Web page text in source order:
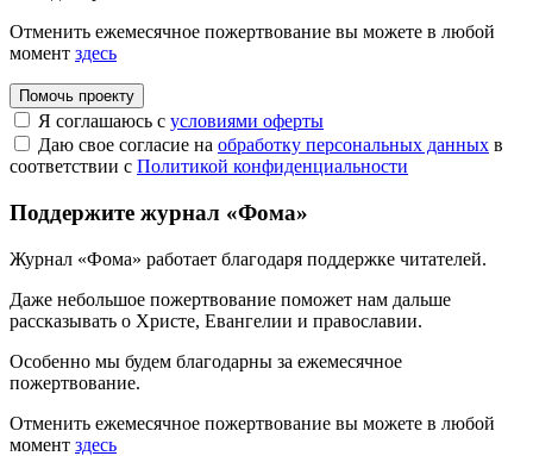
Отменить ежемесячное пожертвование вы можете в любой
момент здесь
Помочь проекту
Я соглашаюсь с условиями оферты
Даю свое согласие на обработку персональных данных в
соответствии с Политикой конфиденциальности
Поддержите журнал «Фома»
Журнал «Фома» работает благодаря поддержке читателей.
Даже небольшое пожертвование поможет нам дальше
рассказывать о Христе, Евангелии и православии.
Особенно мы будем благодарны за ежемесячное
пожертвование.
Отменить ежемесячное пожертвование вы можете в любой
момент здесь